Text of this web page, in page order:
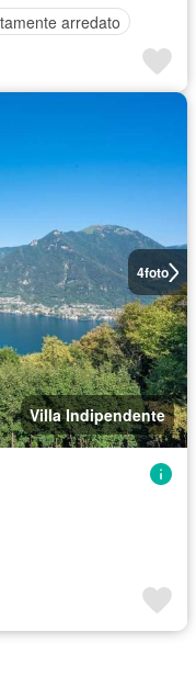
arredato
4foto
Villa Indipendente